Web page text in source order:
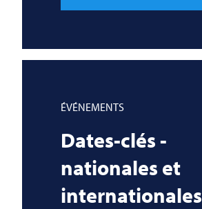
ÉVÉNEMENTS
Dates-clés -
nationales et
internationales